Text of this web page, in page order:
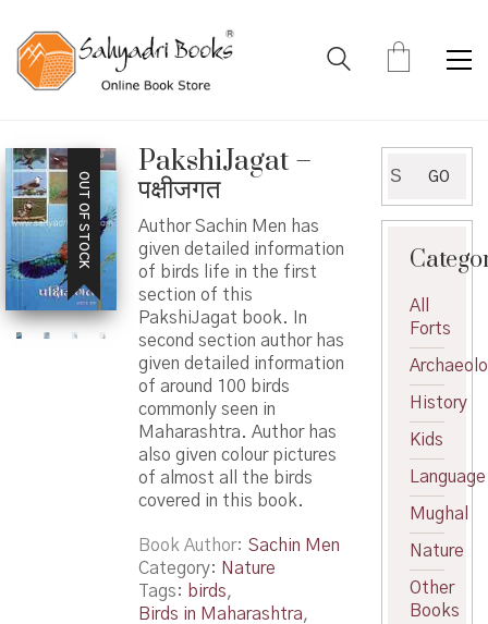
OUT OF STOCK
PakshiJagat –
पक्षीजगत
Author Sachin Men has
given detailed information
of birds life in the first
section of this
PakshiJagat book. In
second section author has
given detailed information
of around 100 birds
commonly seen in
Maharashtra. Author has
also given colour pictures
of almost all the birds
covered in this book.
Book Author
Sachin Men
Category: Nature
Tags: birds,
Birds in Maharashtra,
for:
GO
All
Forts
History
Kids
Language
Mughal
Nature
Other
Books